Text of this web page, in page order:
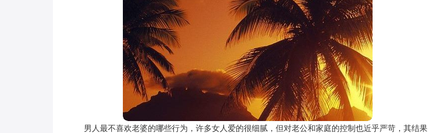
男人最不喜欢老婆的哪些行为，许多女人爱的很细腻，但对老公和家庭的控制也近乎严苛，其结果